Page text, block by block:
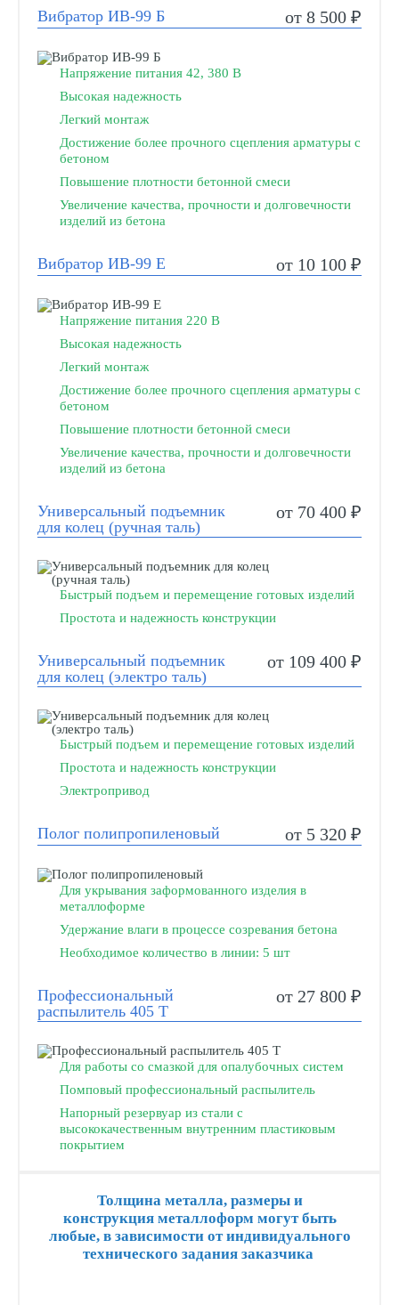
Вибратор ИВ-99 Б от 8 500 ₽
Напряжение питания 42, 380 В
Высокая надежность
Легкий монтаж
Достижение более прочного сцепления арматуры с
бетоном
Повышение плотности бетонной смеси
Увеличение качества, прочности и долговечности
изделий из бетона
Вибратор ИВ-99 Е от 10 100 ₽
Напряжение питания 220 В
Высокая надежность
Легкий монтаж
Достижение более прочного сцепления арматуры с
бетоном
Повышение плотности бетонной смеси
Увеличение качества, прочности и долговечности
изделий из бетона
Универсальный подъемник
для колец (ручная таль)
от 70 400 ₽
Быстрый подъем и перемещение готовых изделий
Простота и надежность конструкции
Универсальный подъемник
для колец (электро таль)
от 109 400 ₽
Быстрый подъем и перемещение готовых изделий
Простота и надежность конструкции
Электропривод
Полог полипропиленовый от 5 320 ₽
Для укрывания заформованного изделия в
металлоформе
Удержание влаги в процессе созревания бетона
Необходимое количество в линии: 5 шт
Профессиональный
распылитель 405 Т
от 27 800 ₽
Для работы со смазкой для опалубочных систем
Помповый профессиональный распылитель
Напорный резервуар из стали с
высококачественным внутренним пластиковым
покрытием
Толщина металла, размеры и
конструкция металлоформ могут быть
любые, в зависимости от индивидуального
технического задания заказчика